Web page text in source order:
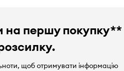
на першу покупку**
щоб отримувати інформацію